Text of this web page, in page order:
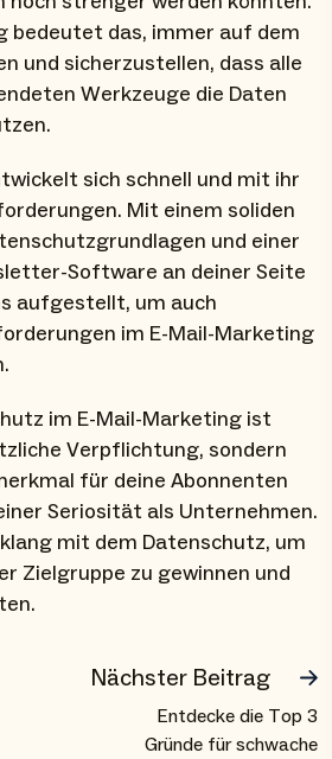
bedeutet das, immer auf dem
und sicherzustellen, dass alle
Werkzeuge die Daten
sich schnell und mit ihr
Mit einem soliden
und einer
Software an deiner Seite
aufgestellt, um auch
im E-Mail-Marketing
im E-Mail-Marketing ist
Verpflichtung, sondern
für deine Abonnenten
Seriosität als Unternehmen.
mit dem Datenschutz, um
Zielgruppe zu gewinnen und
Nächster Beitrag
Entdecke die Top 3
Gründe für schwache